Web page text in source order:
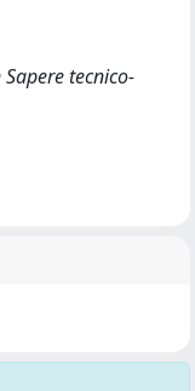
tecnico-